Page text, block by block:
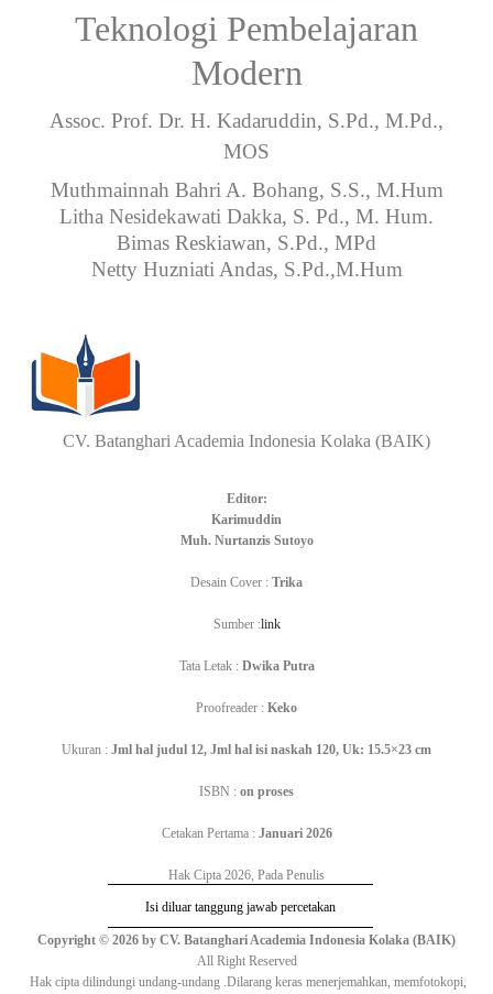
Teknologi Pembelajaran
Modern
Assoc. Prof. Dr. H. Kadaruddin, S.Pd., M.Pd.,
MOS
Muthmainnah Bahri A. Bohang, S.S., M.Hum
Litha Nesidekawati Dakka, S. Pd., M. Hum.
Bimas Reskiawan, S.Pd., MPd
Netty Huzniati Andas, S.Pd.,M.Hum
CV. Batanghari Academia Indonesia Kolaka (BAIK)
Editor:
Karimuddin
Muh. Nurtanzis Sutoyo
Desain Cover : Trika
Sumber:link
Tata Letak : Dwika Putra
Proofreader : Keko
Ukuran : Jml hal judul 12, Jml hal isi naskah 120, Uk: 15.5×23 cm
ISBN : on proses
Cetakan Pertama : Januari 2026
Hak Cipta 2026, Pada Penulis
Isi diluar tanggung jawab percetakan
Copyright © 2026 by CV. Batanghari Academia Indonesia Kolaka (BAIK)
All Right Reserved
Hak cipta dilindungi undang-undang .Dilarang keras menerjemahkan, memfotokopi,